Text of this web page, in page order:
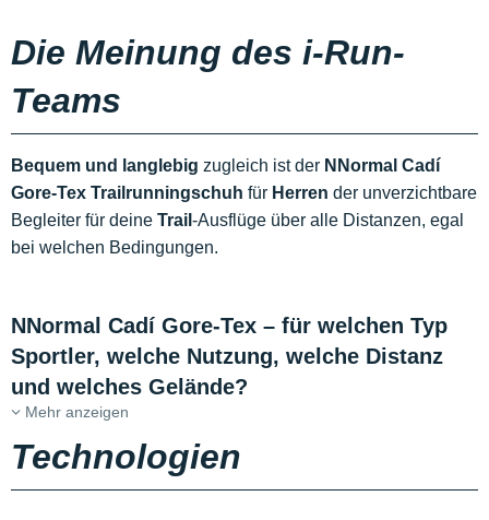
Die Meinung des i-Run-
Teams
Bequem und langlebig zugleich ist der NNormal Cadí
Gore-Tex Trailrunningschuh für Herren der unverzichtbare
Begleiter für deine Trail -Ausflüge über alle Distanzen, egal
bei welchen Bedingungen.
NNormal Cadí Gore-Tex – für welchen Typ
Sportler, welche Nutzung, welche Distanz
und welches Gelände?
Mehr anzeigen
Technologien